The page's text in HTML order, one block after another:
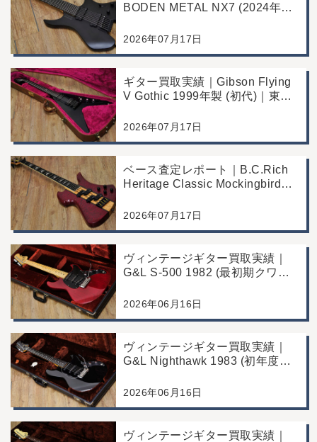
BODEN METAL NX7 (2024年製)
店
2026年07月17日
ギター買取実績｜Gibson Flying
V Gothic 1999年製 (初代)｜東京
2026年07月17日
ベース査定レポート｜B.C.Rich
Heritage Classic Mockingbird
にて買取
2026年07月17日
ヴィンテージギター買取実績｜
G&L S-500 1982 (最初期クワガ
買取/コンディション良好の査定
2026年06月16日
ヴィンテージギター買取実績｜
G&L Nighthawk 1983 (初年度マ
区/店頭買取/コンディション良好
2026年06月16日
ヴィンテージギター買取実績｜